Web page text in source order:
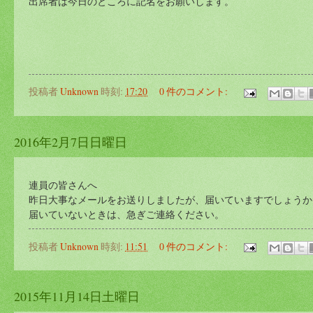
投稿者Unknown 時刻: 17:20 0 件のコメント:
2016年2月7日日曜日
連員の皆さんへ
昨日大事なメールをお送りしましたが、届いていますでしょう
届いていないときは、急ぎご連絡ください。
投稿者Unknown 時刻: 11:51 0 件のコメント:
2015年11月14日土曜日